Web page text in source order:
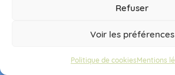
Refuser
Voir les préférences
Politique de cookiesMentions